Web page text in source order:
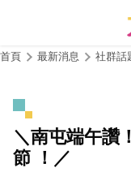
主
要
首頁 最新消息 社群話
＼南屯端午讚
節 ！／